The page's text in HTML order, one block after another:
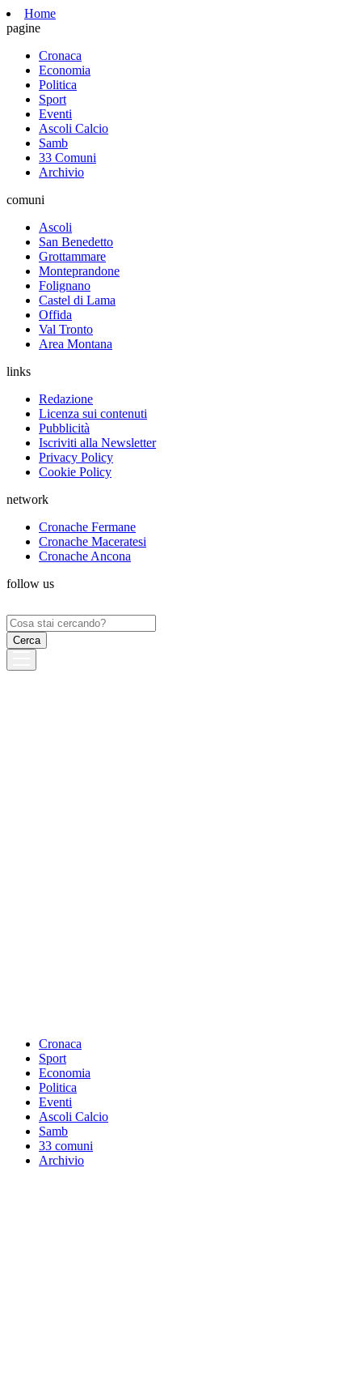
Home
pagine
Cronaca
Economia
Politica
Sport
Eventi
Ascoli Calcio
Samb
33 Comuni
Archivio
comuni
Ascoli
San Benedetto
Grottammare
Monteprandone
Folignano
Castel di Lama
Offida
Val Tronto
Area Montana
links
Redazione
Licenza sui contenuti
Pubblicità
Iscriviti alla Newsletter
Privacy Policy
Cookie Policy
network
Cronache Fermane
Cronache Maceratesi
Cronache Ancona
follow us
Ricerca
per:
Cronaca
Sport
Economia
Politica
Eventi
Ascoli Calcio
Samb
33 comuni
Archivio